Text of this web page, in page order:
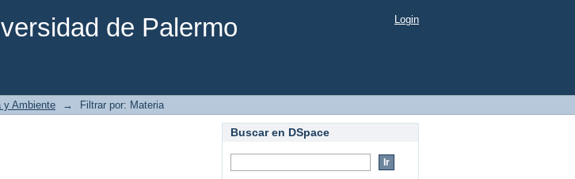
de Palermo Login
y Ambiente → Filtrar por: Materia
Buscar en DSpace